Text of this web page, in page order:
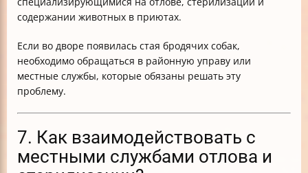
содержании животных в приютах.
Если во дворе появилась стая бродячих собак,
необходимо обращаться в районную управу или
местные службы, которые обязаны решать эту
проблему.
7. Как взаимодействовать с
местными службами отлова и